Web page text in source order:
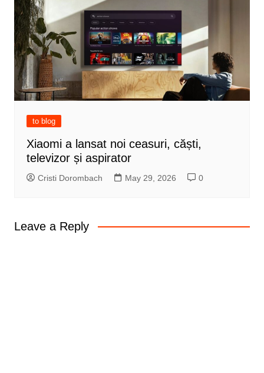
to blog
Xiaomi a lansat noi ceasuri, căști,
televizor și aspirator
Cristi Dorombach May 29, 2026 0
Leave a Reply